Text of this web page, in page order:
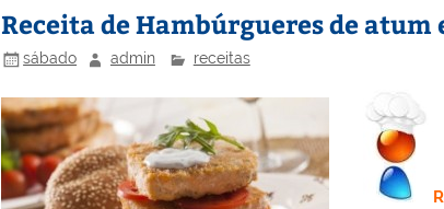
n o
o
k
M
l
Receita de Hambúrgueres de atum
sábado admin receitas